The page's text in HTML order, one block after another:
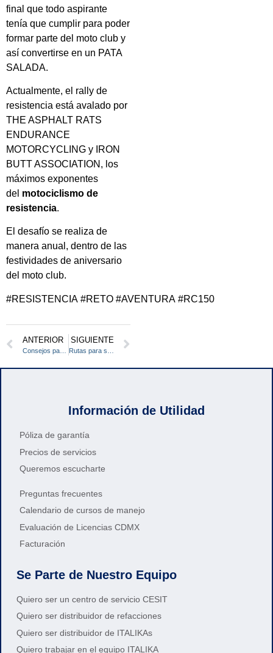
final que todo aspirante
tenía que cumplir para poder
formar parte del moto club y
así convertirse en un PATA
SALADA.
Actualmente, el rally de
resistencia está avalado por
THE ASPHALT RATS
ENDURANCE
MOTORCYCLING y IRON
BUTT ASSOCIATION, los
máximos exponentes
del motociclismo de
resistencia.
El desafío se realiza de
manera anual, dentro de las
festividades de aniversario
del moto club.
#RESISTENCIA #RETO #AVENTURA #RC150
ANTERIOR SIGUIENTE
Información de Utilidad
Póliza de garantía
Precios de servicios
Queremos escucharte
Preguntas frecuentes
Calendario de cursos de manejo
Evaluación de Licencias CDMX
Facturación
Se Parte de Nuestro Equipo
Quiero ser un centro de servicio CESIT
Quiero ser distribuidor de refacciones
Quiero ser distribuidor de ITALIKAs
Quiero trabajar en el equipo ITALIKA